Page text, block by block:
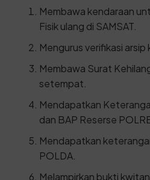
Membawa kendaraan
Fisik ulang di SAMSAT.
Mengurus verifikasi arsip
Membawa Surat
setempat.
Mendapatkan
dan BAP Reserse
Mendapatkan
POLDA.
Melampirkan bukti